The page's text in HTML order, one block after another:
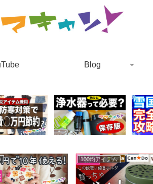
Blog
グッズ紹介